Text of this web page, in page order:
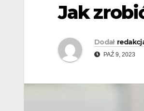
Jak
Dodał
PAŹ 9, 2023